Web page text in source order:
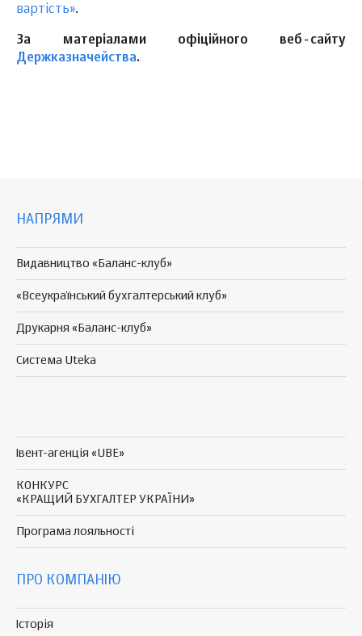
вартість».
За матеріалами офіційного веб-сайту
Держказначейства.
НАПРЯМИ
Видавництво «Баланс-клуб»
«Всеукраїнський бухгалтерський клуб»
Друкарня «Баланс-клуб»
Система Uteka
Івент-агенція «UBE»
КОНКУРС
«КРАЩИЙ БУХГАЛТЕР УКРАЇНИ»
Програма лояльності
ПРО КОМПАНІЮ
Історія